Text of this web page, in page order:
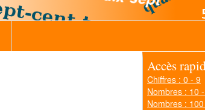
Accès
Chiffres : 0 - 9
Nombres : 10
Nombres :